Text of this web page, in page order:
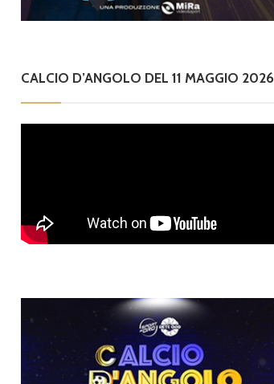
CALCIO D’ANGOLO DEL 11 MAGGIO 2026